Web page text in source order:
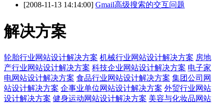
[2008-11-13 14:14:00] Gmail高级搜索的交互问题
解决方案
轮胎行业网站设计解决方案 机械行业网站设计解决方案 房地
产行业网站设计解决方案 科技企业网站设计解决方案 电子家
电网站设计解决方案 食品行业网站设计解决方案 集团公司网
站设计解决方案 企事业单位网站设计解决方案 外贸行业网站
设计解决方案 健身运动网站设计解决方案 美容与化妆品网站